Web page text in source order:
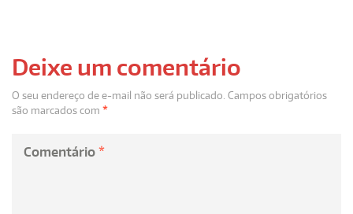
Deixe um comentário
O seu endereço de e-mail não será publicado. Campos obrigatórios
são marcados com *
Comentário *